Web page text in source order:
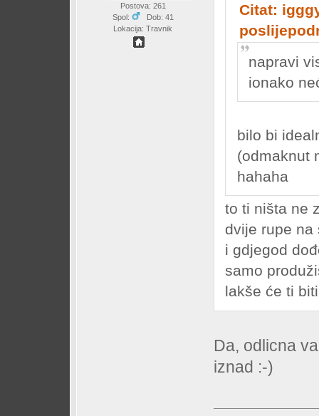
Postova: 261
Spol:
Dob: 41
Lokacija: Travnik
Citat:
napravi
ionako
bilo bi
(odmaknut
hahaha
to ti ništa ne
dvije rupe na
i gdjegod
samo
lakše će ti
Da, odlicna
iznad :-)